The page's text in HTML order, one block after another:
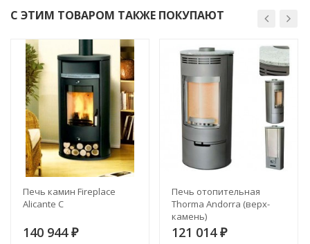
С ЭТИМ ТОВАРОМ ТАКЖЕ ПОКУПАЮТ
Печь камин Fireplace
Alicante C
140 944 ₽
Печь отопительная
Thorma Andorra (верх-
камень)
121 014 ₽